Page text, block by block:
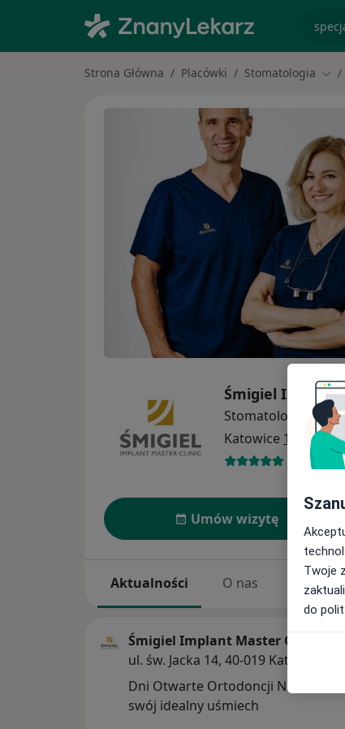
Strona Główna Placówki Stomatologia
Śmigiel Implant
Stomatologia
Katowice 1 adres
47 opinii
Umów wizytę
Aktualności O nas Usługi
Śmigiel Implant Master Clinic
ul. św. Jacka 14, 40-019 Katowice
Dni Otwarte Ortodoncji
swój idealny uśmiech
Twoje
do